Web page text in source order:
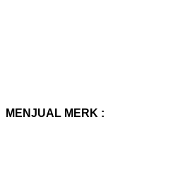
MENJUAL MERK :